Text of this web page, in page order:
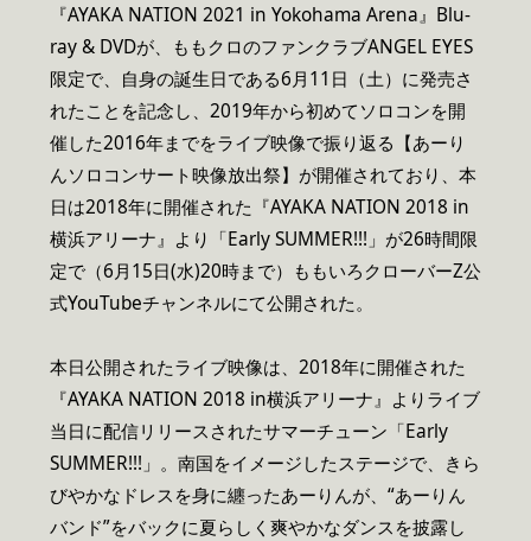
『AYAKA NATION 2021 in Yokohama Arena』Blu-
ray & DVDが、ももクロのファンクラブANGEL EYES
限定で、自身の誕生日である6月11日（土）に発売さ
れたことを記念し、2019年から初めてソロコンを開
催した2016年までをライブ映像で振り返る【あーり
んソロコンサート映像放出祭】が開催されており、本
日は2018年に開催された『AYAKA NATION 2018 in
横浜アリーナ』より「Early SUMMER!!!」が26時間限
定で（6月15日(水)20時まで）ももいろクローバーZ公
式YouTubeチャンネルにて公開された。
本日公開されたライブ映像は、2018年に開催された
『AYAKA NATION 2018 in横浜アリーナ』よりライブ
当日に配信リリースされたサマーチューン「Early
SUMMER!!!」。南国をイメージしたステージで、きら
びやかなドレスを身に纏ったあーりんが、“あーりん
バンド”をバックに夏らしく爽やかなダンスを披露し